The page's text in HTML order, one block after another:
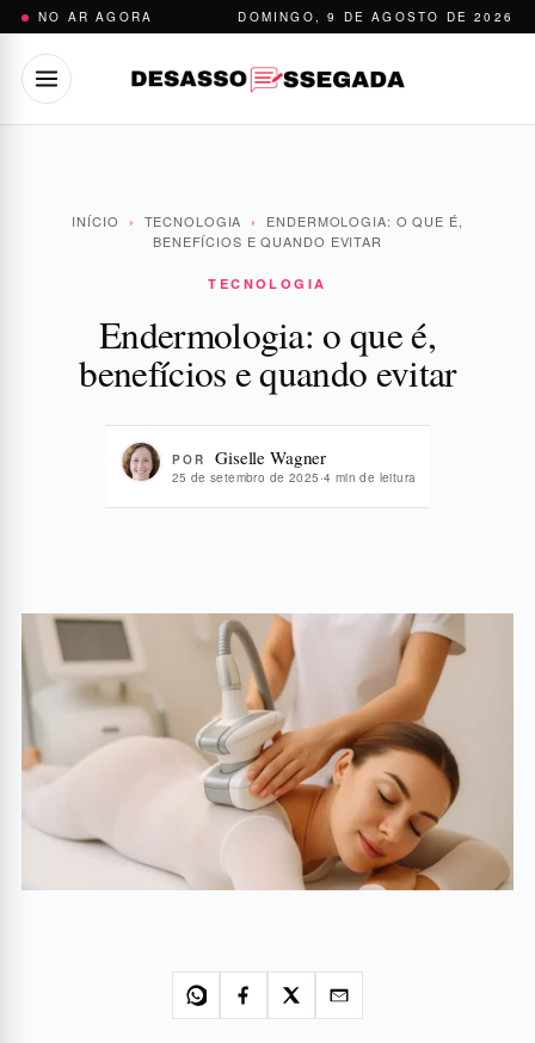
Pular
conteúdo
NO AR AGORA DOMINGO, 9 DE AGOSTO DE 2026
INÍCIO › TECNOLOGIA ›
ENDERMOLOGIA: O QUE É,
BENEFÍCIOS E QUANDO EVITAR
TECNOLOGIA
Endermologia: o que é,
benefícios e quando evitar
POR Giselle Wagner
25 de setembro de 2025 ·4 min de leitura